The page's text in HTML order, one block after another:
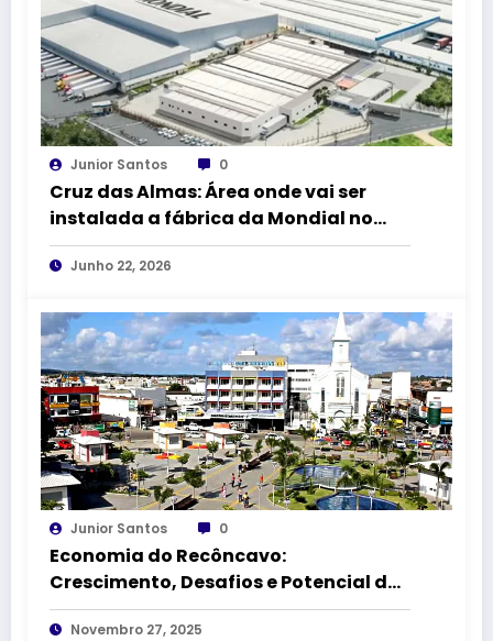
Junior Santos 0
Cruz das Almas: Área onde vai ser
instalada a fábrica da Mondial no
DICA II vai receber 1,5 km de
pavimentação asfáltica
Junho 22, 2026
Junior Santos 0
Economia do Recôncavo:
Crescimento, Desafios e Potencial das
Principais Cidades
Novembro 27, 2025